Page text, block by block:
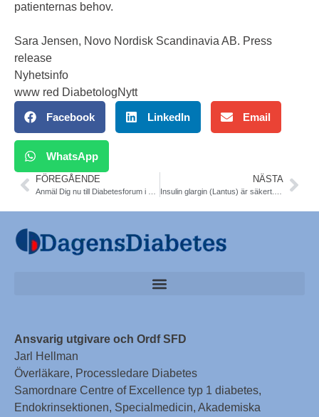
patienternas behov.
Sara Jensen, Novo Nordisk Scandinavia AB. Press
release
Nyhetsinfo
www red DiabetologNytt
Facebook LinkedIn Email
WhatsApp
FÖREGÅENDE NÄSTA
Ansvarig utgivare och Ordf SFD
Jarl Hellman
Överläkare, Processledare Diabetes
Samordnare Centre of Excellence typ 1 diabetes,
Endokrinsektionen, Specialmedicin, Akademiska